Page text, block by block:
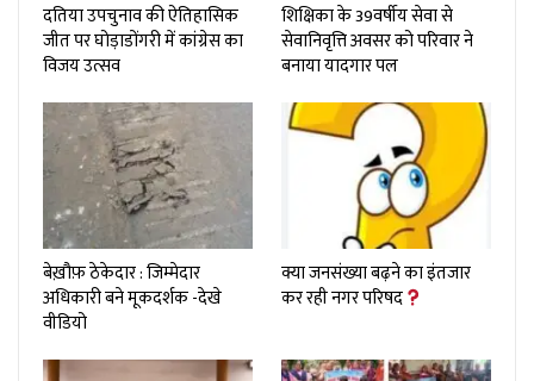
दतिया उपचुनाव की ऐतिहासिक
जीत पर घोड़ाडोंगरी में कांग्रेस का
विजय उत्सव
शिक्षिका के 39वर्षीय सेवा से
सेवानिवृत्ति अवसर को परिवार ने
बनाया यादगार पल
बेख़ौफ़ ठेकेदार : जिम्मेदार
अधिकारी बने मूकदर्शक -देखे
वीडियो
क्या जनसंख्या बढ़ने का इंतजार
कर रही नगर परिषद